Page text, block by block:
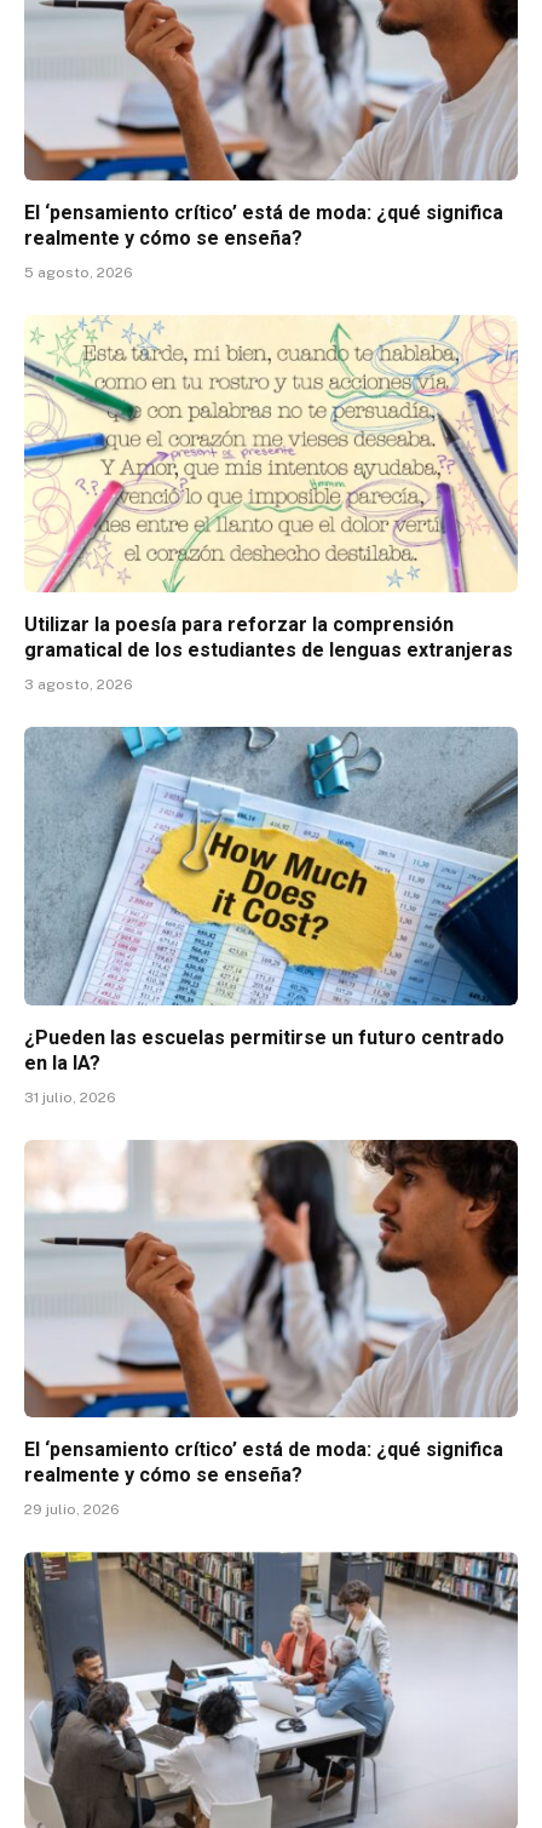
El ‘pensamiento crítico’ está de moda: ¿qué significa
realmente y cómo se enseña?
5 agosto, 2026
Utilizar la poesía para reforzar la comprensión
gramatical de los estudiantes de lenguas extranjeras
3 agosto, 2026
¿Pueden las escuelas permitirse un futuro centrado
en la IA?
31 julio, 2026
El ‘pensamiento crítico’ está de moda: ¿qué significa
realmente y cómo se enseña?
29 julio, 2026